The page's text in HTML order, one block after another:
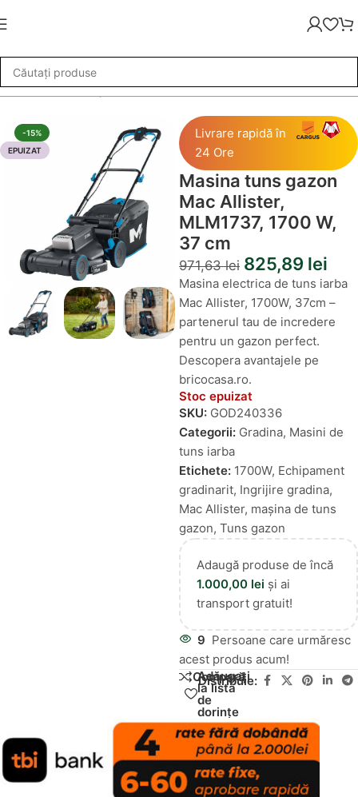
»Masina tuns gazon Mac Allister, MLM1737, 1700 W, 37 cm
-15%
EPUIZAT
Livrare rapidă în
24 Ore
Masina tuns gazon
Mac Allister,
MLM1737, 1700 W,
37 cm
971,63lei 825,89 lei
Masina electrica de tuns iarba
Mac Allister, 1700W, 37cm –
partenerul tau de incredere
pentru un gazon perfect.
Descopera avantajele pe
bricocasa.ro.
Stoc epuizat
SKU: GOD240336
Categorii: Gradina, Masini de
tuns iarba
Etichete: 1700W, Echipament
gradinarit, Ingrijire gradina,
Mac Allister, mașina de tuns
gazon, Tuns gazon
Adaugă produse de încă
1.000,00 lei și ai
transport gratuit!
9 Persoane care urmăresc
acest produs acum!
Compară
Adăugați
la lista
de
dorințe
Distribuie: